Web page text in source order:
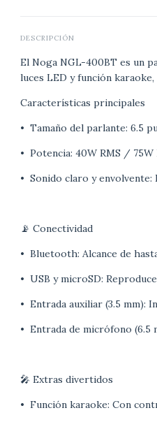
DESCRIPCIÓN
El Noga NGL-400BT es un
luces LED y función
Características principales
• Tamaño del parlante: 6.5
• Potencia: 40W RMS / 75W
• Sonido claro y
📡 Conectividad
• Bluetooth: Alcance de
• USB y microSD:
• Entrada auxiliar (3.5 mm):
• Entrada de micrófono (6.5
🎤 Extras divertidos
• Función karaoke: Con